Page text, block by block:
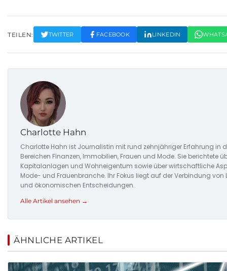
TEILEN: TWITTER FACEBOOK LINKEDIN
Charlotte Hahn
Charlotte Hahn ist Journalistin mit rund zehnjähriger Erfahrung in
Bereichen Finanzen, Immobilien, Frauen und Mode. Sie berichtete
Kapitalanlagen und Wohneigentum sowie über wirtschaftliche
Mode- und Frauenbranche. Ihr Fokus liegt auf der Verbindung von
und ökonomischen Entscheidungen.
Alle Artikel ansehen →
ÄHNLICHE ARTIKEL